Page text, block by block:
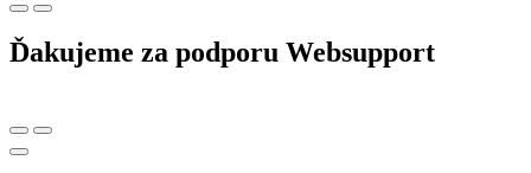
Ďakujeme za podporu Websupport